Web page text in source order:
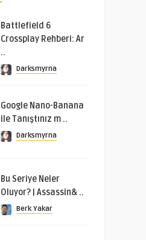
Battlefield 6
Crossplay Rehberi: Ar
..
Darksmyrna
Google Nano-Banana
ile Tanıştınız m ..
Darksmyrna
Bu Seriye Neler
Oluyor? | Assassin& ..
Berk Yakar